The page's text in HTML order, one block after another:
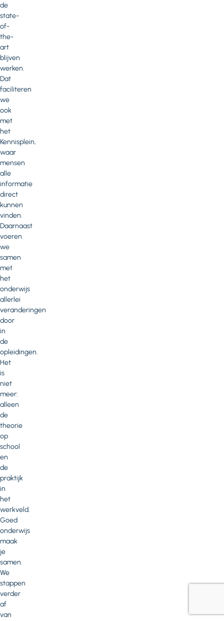
de
state-
of-
the-
art
blijven
werken.
Dat
faciliteren
we
ook
met
het
Kennisplein,
waar
mensen
alle
informatie
direct
kunnen
vinden.
Daarnaast
voeren
we
samen
met
het
onderwijs
allerlei
veranderingen
door
in
de
opleidingen.
Het
is
niet
meer:
alleen
de
theorie
op
school
en
de
praktijk
in
het
werkveld.
Goed
onderwijs
maak
je
samen.
We
stappen
verder
af
van